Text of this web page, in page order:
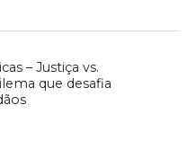
– Justiça vs.
que desafia